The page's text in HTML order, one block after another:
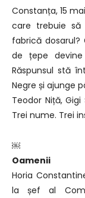
Constanța, 15
care trebuie
fabrică
de țepe
Răspunsul stă
Negre și ajunge
Teodor Niță,
Trei nume. Trei
￼
Oamenii
Horia
la șef al